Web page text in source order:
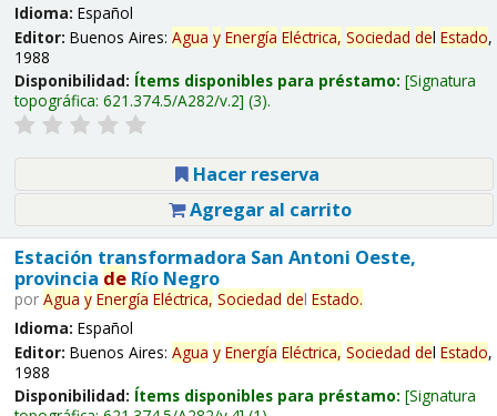
Idioma: Español
Editor: Buenos Aires: Agua y Energía Eléctrica, Sociedad del Estado,
1988
Disponibilidad: Ítems disponibles para préstamo: Signatura
topográfica: 621.374.5/A282/v.2 (3).
Hacer reserva
Agregar al carrito
Estación transformadora San Antoni Oeste,
provincia deRío Negro
por Agua y Energía Eléctrica, Sociedad del Estado.
Idioma: Español
Editor: Buenos Aires: Agua y Energía Eléctrica, Sociedad del Estado,
1988
Disponibilidad: Ítems disponibles para préstamo: Signatura